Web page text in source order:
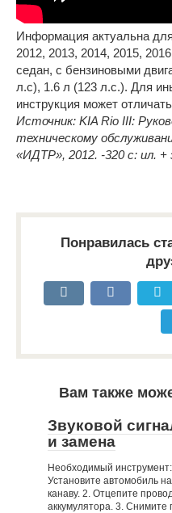
Информация актуальна
2012, 2013, 2014, 2015,
седан, с бензиновыми
л.с), 1.6 л (123 л.с.). Для
инструкция может
Источник: KIA Rio III:
техническому
«ИДТР», 2012. -320 с: ил. +
Понравилась
Вам также
Звуковой
и замена
Необходимый
Установите автомобиль
канаву. 2. Отцепите
аккумулятора. 3. Снимите